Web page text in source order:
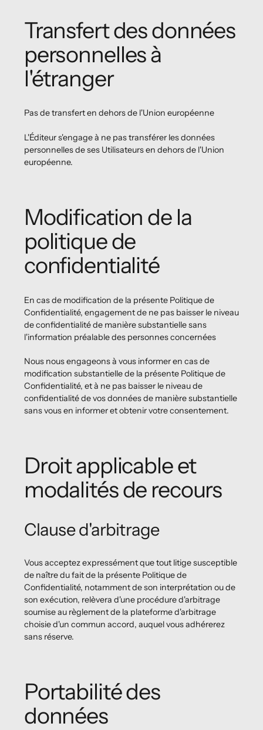
Transfert des données
personnelles à
l'étranger
Pas de transfert en dehors de l'Union européenne
L'Éditeur s'engage à ne pas transférer les données
personnelles de ses Utilisateurs en dehors de l'Union
européenne.
Modification de la
politique de
confidentialité
En cas de modification de la présente Politique de
Confidentialité, engagement de ne pas baisser le niveau
de confidentialité de manière substantielle sans
l'information préalable des personnes concernées
Nous nous engageons à vous informer en cas de
modification substantielle de la présente Politique de
Confidentialité, et à ne pas baisser le niveau de
confidentialité de vos données de manière substantielle
sans vous en informer et obtenir votre consentement.
Droit applicable et
modalités de recours
Clause d'arbitrage
Vous acceptez expressément que tout litige susceptible
de naître du fait de la présente Politique de
Confidentialité, notamment de son interprétation ou de
son exécution, relèvera d'une procédure d'arbitrage
soumise au règlement de la plateforme d'arbitrage
choisie d'un commun accord, auquel vous adhérerez
sans réserve.
Portabilité des
données